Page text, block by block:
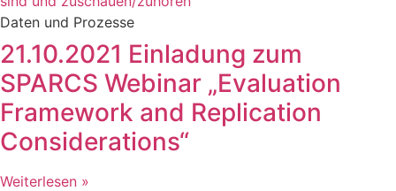
Daten und Prozesse
21.10.2021 Einladung zum
SPARCS Webinar „Evaluation
Framework and Replication
Considerations“
Weiterlesen »